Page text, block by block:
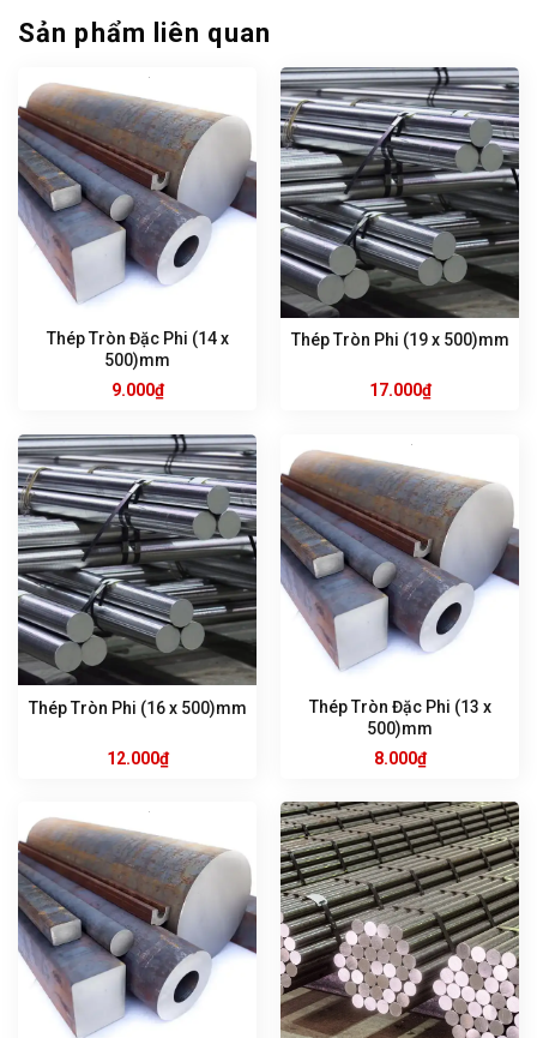
Sản phẩm liên quan
Thép Tròn Đặc Phi (14 x
500)mm
9.000₫
Thép Tròn Phi (19 x 500)mm
17.000₫
Thép Tròn Phi (16 x 500)mm
12.000₫
Thép Tròn Đặc Phi (13 x
500)mm
8.000₫